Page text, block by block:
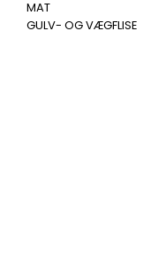
MAT
GULV- OG VÆGFLISE